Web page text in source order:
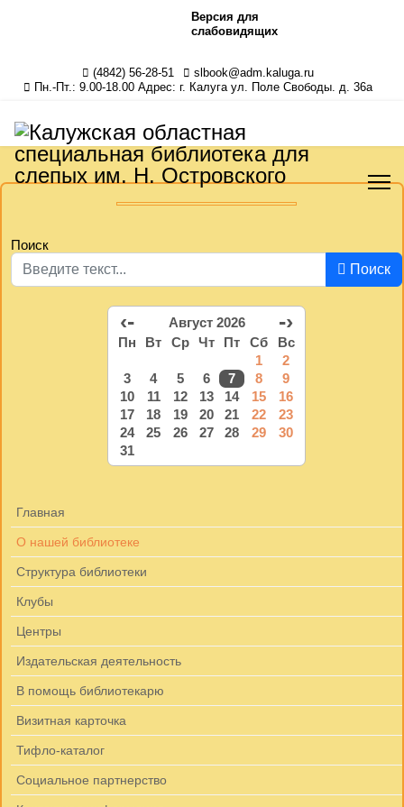
Версия для
слабовидящих
(4842) 56-28-51
slbook@adm.kaluga.ru
Пн.-Пт.: 9.00-18.00 Адрес: г. Калуга ул. Поле Свободы. д. 36а
Поиск
Поиск
‹- Август 2026 -›
Пн Вт Ср Чт Пт Сб
Вс
1
2
3
4 5 6 7 8
9
10
11 12 13 14 15
16
17
18 19 20 21 22
23
24
25 26 27 28 29
30
31
Главная
О нашей библиотеке
Структура библиотеки
Клубы
Центры
Издательская деятельность
В помощь библиотекарю
Визитная карточка
Тифло-каталог
Социальное партнерство